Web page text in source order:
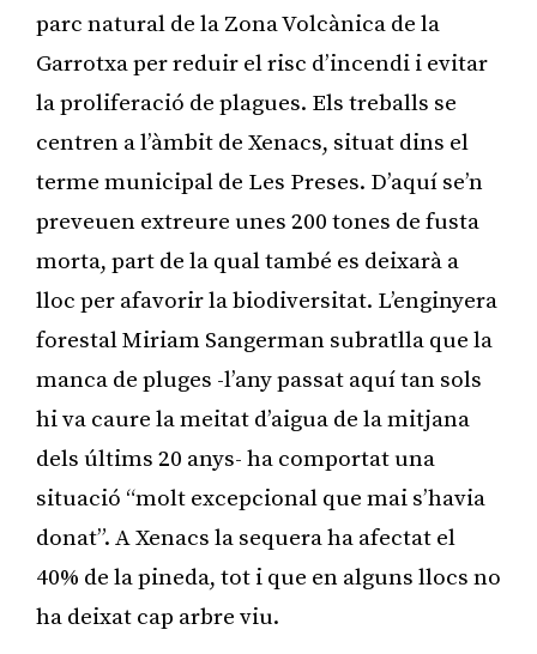
parc natural de la Zona Volcànica de la
Garrotxa per reduir el risc d’incendi i evitar
la proliferació de plagues. Els treballs se
centren a l’àmbit de Xenacs, situat dins el
terme municipal de Les Preses. D’aquí se’n
preveuen extreure unes 200 tones de fusta
morta, part de la qual també es deixarà a
lloc per afavorir la biodiversitat. L’enginyera
forestal Miriam Sangerman subratlla que la
manca de pluges -l’any passat aquí tan sols
hi va caure la meitat d’aigua de la mitjana
dels últims 20 anys- ha comportat una
situació “molt excepcional que mai s’havia
donat”. A Xenacs la sequera ha afectat el
40% de la pineda, tot i que en alguns llocs no
ha deixat cap arbre viu.